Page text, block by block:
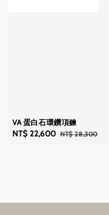
VA 蛋白石環鑽項鍊
Sale
NT$ 22,600 Regular
NT$ 28,300